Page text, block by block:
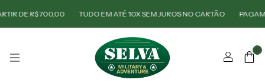
DE R$ 700,00 TUDO EM ATÉ 10X SEM JUROS NO CARTÃO
0